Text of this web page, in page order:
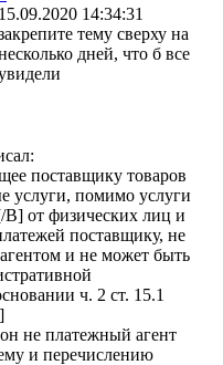
15.09.2020 14:34:31
тему сверху на
дней, что б все
поставщику товаров
услуги, помимо услуги
от физических лиц и
поставщику, не
и не может быть
ч. 2 ст. 15.1
не платежный агент
и перечислению